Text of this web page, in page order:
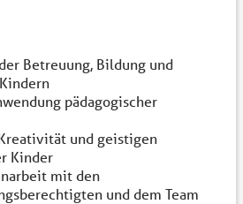
Betreuung, Bildung und
pädagogischer
und geistigen
Kinder
mit den
und dem Team